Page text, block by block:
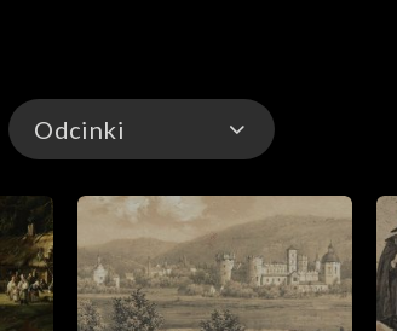
opinia publiczna Europy była
Odcinki
Odcinki